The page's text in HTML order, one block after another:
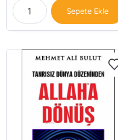
Sepete Ekle